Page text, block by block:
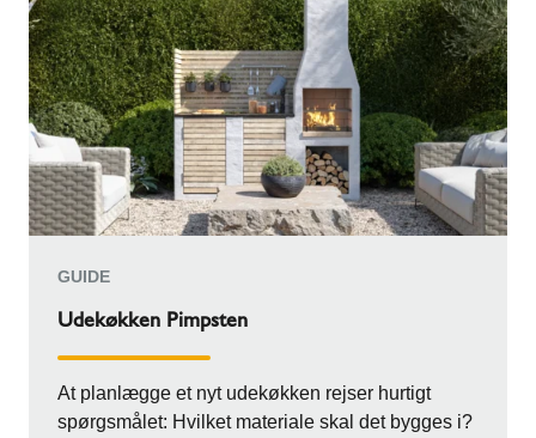
GUIDE
Udekøkken Pimpsten
At planlægge et nyt udekøkken rejser hurtigt
spørgsmålet: Hvilket materiale skal det bygges i?